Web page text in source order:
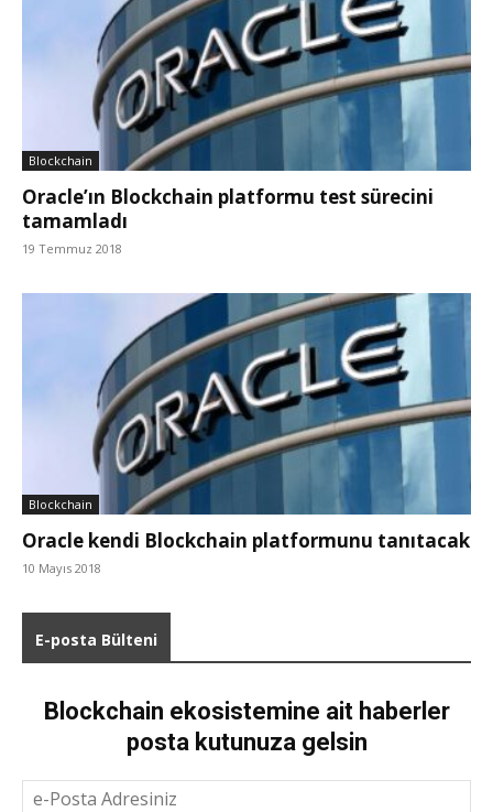
Blockchain
Oracle’ın Blockchain platformu test sürecini
tamamladı
19 Temmuz 2018
Blockchain
Oracle kendi Blockchain platformunu tanıtacak
10 Mayıs 2018
E-posta Bülteni
Blockchain ekosistemine ait haberler
posta kutunuza gelsin